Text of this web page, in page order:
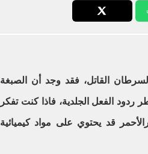
القاتل، فقد وجد أن الصبغة
ردود الفعل الجلدية، فاذا كنت تفكر
قد يحتوي على مواد كيميائية